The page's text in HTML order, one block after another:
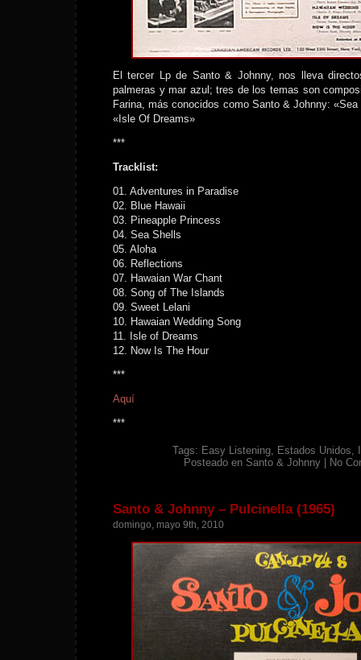
El tercer Lp de Santo & Johnny, nos lleva
palmeras y mar azul; tres de los temas son
Farina, más conocidos como Santo & Johnny:
«Isle Of Dreams»
***
Tracklist:
01. Adventures in Paradise
02. Blue Hawaii
03. Pineapple Princess
04. Sea Shells
05. Aloha
06. Reflections
07. Hawaian War Chant
08. Song of The Islands
09. Sweet Lelani
10. Hawaian Wedding Song
11. Isle of Dreams
12. Now Is The Hour
***
Aquí
***
Tags: Easy Listening, Estados Unidos,
Posteado en Santo & Johnny| No
Santo & Johnny – Pulcinella (1965)
domingo, mayo 9th, 2010